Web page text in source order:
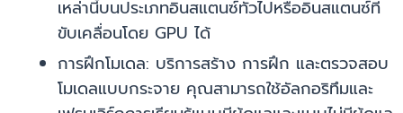
เหล่านี้บนประเภทอินสแตนซ์ทั่วไปหรืออินสแตนซ์ที่
ขับเคลื่อนโดย GPU ได้
การฝึกโมเดล: บริการสร้าง การฝึก และตรวจสอบ
โมเดลแบบกระจาย คุณสามารถใช้อัลกอริทึมและ